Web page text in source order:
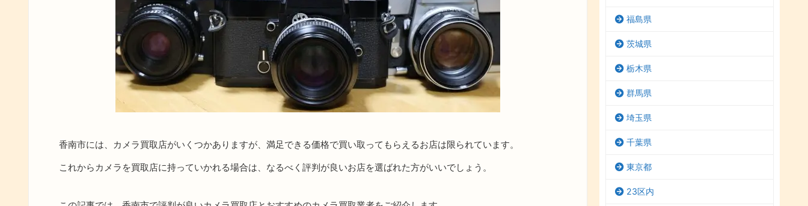
香南市には、カメラ買取店がいくつかありますが、満足できる価格で買い取ってもらえるお店は限られています。
これからカメラを買取店に持っていかれる場合は、なるべく評判が良いお店を選ばれた方がいいでしょう。
福島県
茨城県
栃木県
群馬県
埼玉県
千葉県
東京都
23区内